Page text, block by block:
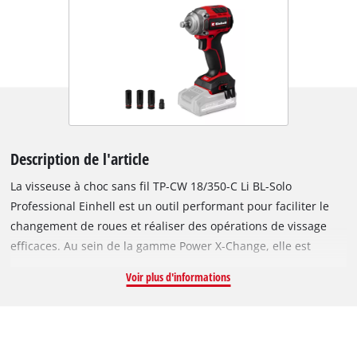
Description de l'article
La visseuse à choc sans fil TP-CW 18/350-C Li BL-Solo
Professional Einhell est un outil performant pour faciliter le
changement de roues et réaliser des opérations de vissage
efficaces. Au sein de la gamme Power X-Change, elle est
L’appareil est entraîné par un moteur sans charbon Einhell.
Voir plus d'informations